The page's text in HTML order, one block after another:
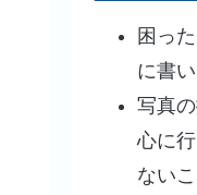
困っ
に書
写真
心に
ない